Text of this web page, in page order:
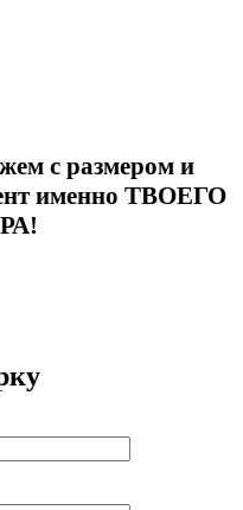
с размером и
именно ТВОЕГО